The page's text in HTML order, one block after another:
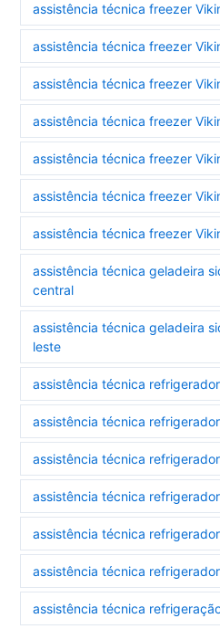
assistência técnica freezer
assistência técnica freezer
assistência técnica freezer
assistência técnica freezer
assistência técnica freezer
assistência técnica freezer
assistência técnica freezer
assistência técnica geladeira
central
assistência técnica geladeira
leste
assistência técnica
assistência técnica
assistência técnica
assistência técnica
assistência técnica
assistência técnica
assistência técnica